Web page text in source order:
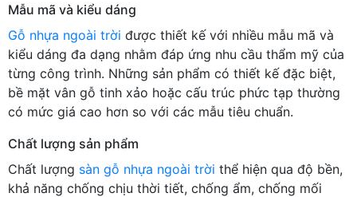
Mẫu mã và kiểu dáng
Gỗ nhựa ngoài trời được thiết kế với nhiều mẫu mã và
kiểu dáng đa dạng nhằm đáp ứng nhu cầu thẩm mỹ của
từng công trình. Những sản phẩm có thiết kế đặc biệt,
bề mặt vân gỗ tinh xảo hoặc cấu trúc phức tạp thường
có mức giá cao hơn so với các mẫu tiêu chuẩn.
Chất lượng sản phẩm
Chất lượng sàn gỗ nhựa ngoài trời thể hiện qua độ bền,
khả năng chống chịu thời tiết, chống ẩm, chống mối